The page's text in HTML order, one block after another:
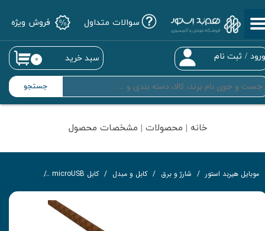
جستجو
/ ثبت نام
حساب کاربری من
تغییر گذر واژه
سفارشات
خروج از حساب کاربری
۰ سبد خرید
سوالات متداول فروش ویژه
خانه | محصولات | مشخصات محصول
موبایل هیربد استور شارژ و برق کابل و مبدل کابل microUSB